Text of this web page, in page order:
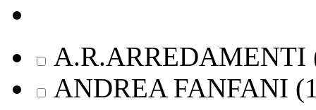
A.R.ARREDAMENTI
ANDREA FANFANI (